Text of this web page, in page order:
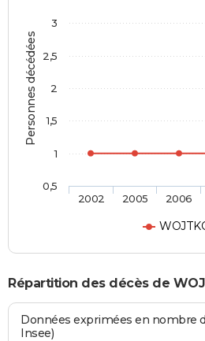
Personnes décédées
2002 2005 2006
0,5
1
1,5
2
2,5
3
Répartition des décès de
Données exprimées en nombre
Insee)